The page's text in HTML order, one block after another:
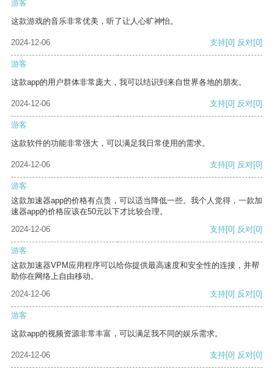
游客
这款游戏的音乐非常优美，听了让人心旷神怡。
2024-12-06 支持[0] 反对[0]
游客
这款app的用户群体非常庞大，我可以结识到来自世界各地的朋友。
2024-12-06 支持[0] 反对[0]
游客
这款软件的功能非常强大，可以满足我日常使用的需求。
2024-12-06 支持[0] 反对[0]
游客
这款加速器app的价格有点贵，可以适当降低一些。我个人觉得，一款加
速器app的价格应该在50元以下才比较合理。
2024-12-06
支持[0] 反对[0]
游客
这款加速器VPM应用程序可以给你提供最高速度和安全性的连接，并帮
助你在网络上自由移动。
2024-12-06
支持[0] 反对[0]
游客
这款app的视频资源非常丰富，可以满足我不同的娱乐需求。
2024-12-06 支持[0] 反对[0]